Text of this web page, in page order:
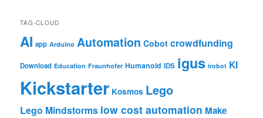
TAG-CLOUD
AI app Arduino Automation Cobot crowdfunding
Download Education Fraunhofer Humanoid IDS igus irobot KI
Kickstarter Kosmos Lego
Lego Mindstorms low cost automation Make